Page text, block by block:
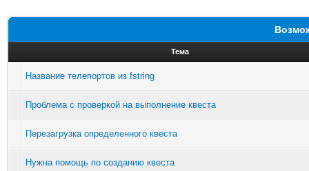
Тема
Название телепортов из fstring
Проблема с проверкой на выполнение квеста
Перезагрузка определенного квеста
Нужна помощь по созданию квеста